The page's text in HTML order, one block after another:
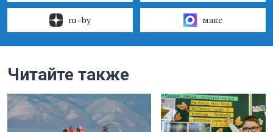
ru–by макс
Читайте также